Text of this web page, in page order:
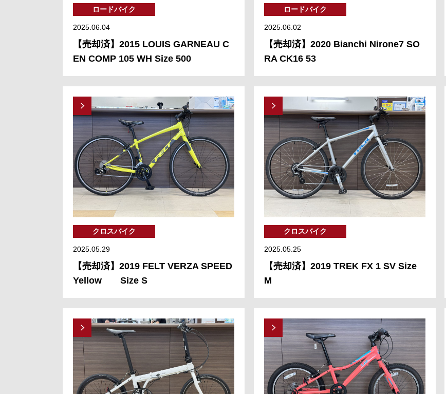
ロードバイク
2025.06.04
【売却済】2015 LOUIS GARNEAU C
EN COMP 105 WH Size 500
ロードバイク
2025.06.02
【売却済】2020 Bianchi Nirone7 SO
RA CK16 53
クロスバイク
2025.05.29
【売却済】2019 FELT VERZA SPEED
Yellow Size S
クロスバイク
2025.05.25
【売却済】2019 TREK FX 1 SV Size
M